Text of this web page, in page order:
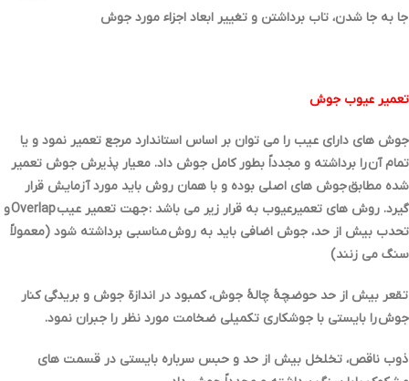
جا به جا شدن، تاب برداشتن و تغییر ابعاد اجزاء مورد جوش
تعمیر عیوب جوش
جوش هاي داراي عیب را می توان بر اساس استاندارد مرجع تعمیر نمود و یا
تمام آن را برداشته و مجدداً بطور کامل جوش داد. معیار پذیرش جوش تعمیر
شده مطابق جوش هاي اصلی بوده و با همان روش باید مورد آزمایش قرار
گیرد. روش هاي تعمیرعیوب به قرار زیر می باشد : جهت تعمیر عیب Overlap و
تحدب بیش از حد، جوش اضافی باید به روش مناسبی برداشته شود (معمولاً
سنگ می زنند)
تقعر بیش از حد حوضچۀ چالۀ جوش، کمبود در اندازة جوش و بریدگی کنار
جوش را بایستی با جوشکاري تکمیلی ضخامت مورد نظر را جبران نمود.
ذوب ناقص، تخلخل بیش از حد و حبس سرباره بایستی در قسمت هاي